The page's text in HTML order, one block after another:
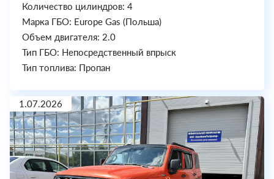
Количество цилиндров: 4
Марка ГБО: Europe Gas (Польша)
Объем двигателя: 2.0
Тип ГБО: Непосредственный впрыск
Тип топлива: Пропан
1.07.2026